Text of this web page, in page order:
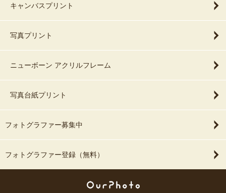
キャンバスプリント
写真プリント
ニューボーン アクリルフレーム
写真台紙プリント
フォトグラファー募集中
フォトグラファー登録（無料）